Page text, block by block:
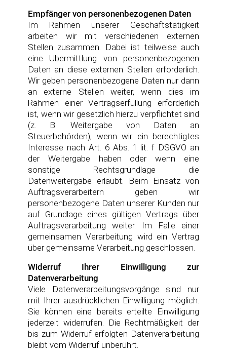
Empfänger von personenbezogenen Daten
Im Rahmen unserer Geschäftstätigkeit
arbeiten wir mit verschiedenen externen
Stellen zusammen. Dabei ist teilweise auch
eine Übermittlung von personenbezogenen
Daten an diese externen Stellen erforderlich.
Wir geben personenbezogene Daten nur dann
an externe Stellen weiter, wenn dies im
Rahmen einer Vertragserfüllung erforderlich
ist, wenn wir gesetzlich hierzu verpflichtet sind
(z. B. Weitergabe von Daten an
Steuerbehörden), wenn wir ein berechtigtes
Interesse nach Art. 6 Abs. 1 lit. f DSGVO an
der Weitergabe haben oder wenn eine
sonstige Rechtsgrundlage die
Datenweitergabe erlaubt. Beim Einsatz von
Auftragsverarbeitern geben wir
personenbezogene Daten unserer Kunden nur
auf Grundlage eines gültigen Vertrags über
Auftragsverarbeitung weiter. Im Falle einer
gemeinsamen Verarbeitung wird ein Vertrag
über gemeinsame Verarbeitung geschlossen.
Widerruf Ihrer Einwilligung zur
Datenverarbeitung
Viele Datenverarbeitungsvorgänge sind nur
mit Ihrer ausdrücklichen Einwilligung möglich.
Sie können eine bereits erteilte Einwilligung
jederzeit widerrufen. Die Rechtmäßigkeit der
bis zum Widerruf erfolgten Datenverarbeitung
bleibt vom Widerruf unberührt.